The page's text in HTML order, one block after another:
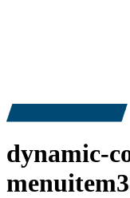
+7 (909) 380-4040
dynamic-